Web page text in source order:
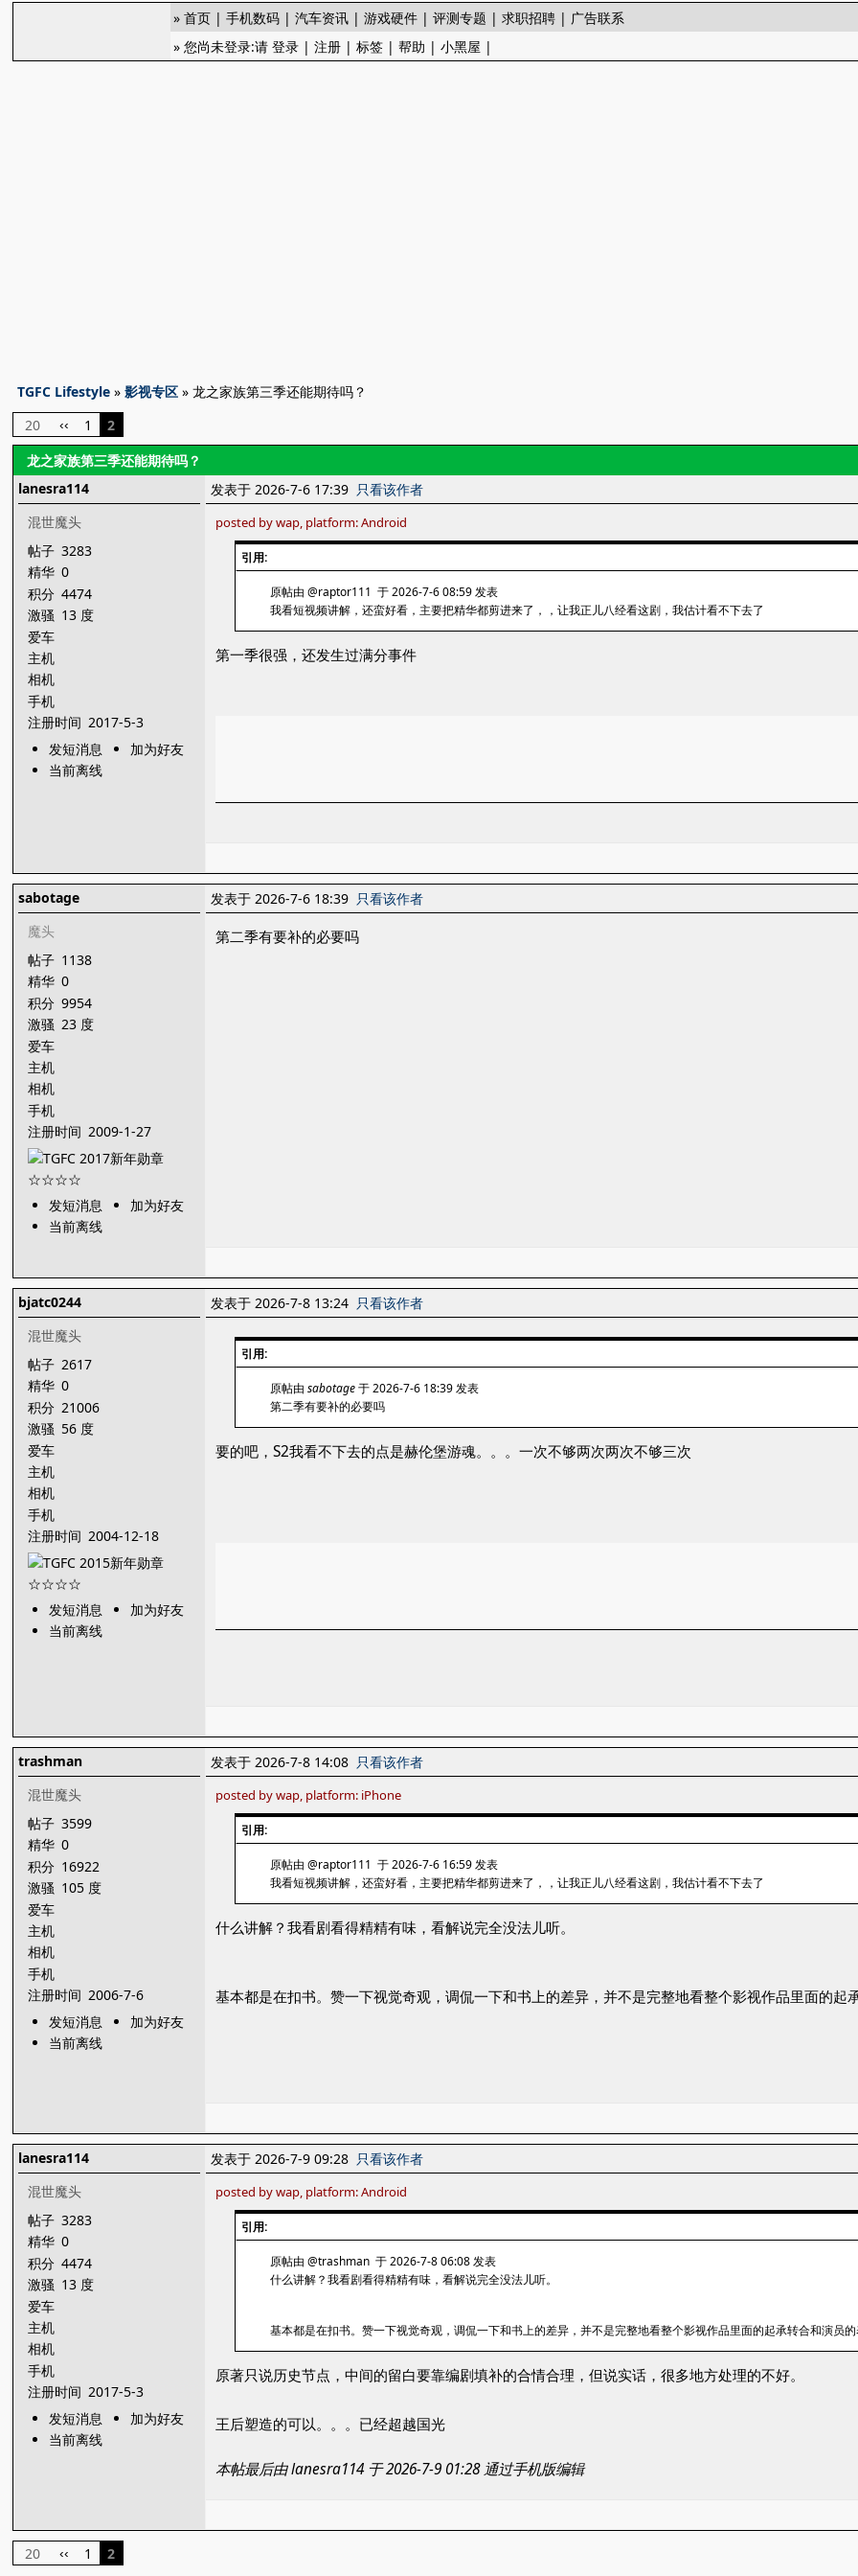
»首页 |手机数码 |汽车资讯 |游戏硬件 |评测专题 |求职招聘 | 广告联系
» 您尚未登录:请登录 |注册 |标签 |帮助 |小黑屋 |
TGFC Lifestyle »影视专区 » 龙之家族第三季还能期待吗？
20
‹‹ 1
2
龙之家族第三季还能期待吗？
lanesra114
混世魔头
帖子 3283
精华 0
积分 4474
激骚 13 度
爱车
主机
相机
手机
注册时间 2017-5-3
发短消息
加为好友
当前离线
发表于 2026-7-6 17:39 只看该作者
posted by wap, platform: Android
引用:
原帖由 @raptor111 于 2026-7-6 08:59 发表
我看短视频讲解，还蛮好看，主要把精华都剪进来了，，让我正儿八经看这剧，我估计看不下去了
第一季很强，还发生过满分事件
sabotage
魔头
帖子 1138
精华 0
积分 9954
激骚 23 度
爱车
主机
相机
手机
注册时间 2009-1-27
发短消息
加为好友
当前离线
发表于 2026-7-6 18:39 只看该作者
第二季有要补的必要吗
bjatc0244
混世魔头
帖子 2617
精华 0
积分 21006
激骚 56 度
爱车
主机
相机
手机
注册时间 2004-12-18
发短消息
加为好友
当前离线
发表于 2026-7-8 13:24 只看该作者
引用:
原帖由sabotage于 2026-7-6 18:39 发表
第二季有要补的必要吗
要的吧，S2我看不下去的点是赫伦堡游魂。。。一次不够两次两次不够三次
trashman
混世魔头
帖子 3599
精华 0
积分 16922
激骚 105 度
爱车
主机
相机
手机
注册时间 2006-7-6
发短消息
加为好友
当前离线
发表于 2026-7-8 14:08 只看该作者
posted by wap, platform: iPhone
引用:
原帖由 @raptor111 于 2026-7-6 16:59 发表
我看短视频讲解，还蛮好看，主要把精华都剪进来了，，让我正儿八经看这剧，我估计看不下去了
什么讲解？我看剧看得精精有味，看解说完全没法儿听。
基本都是在扣书。赞一下视觉奇观，调侃一下和书上的差异，并不是完整地看整个影视作品里面的起
lanesra114
混世魔头
帖子 3283
精华 0
积分 4474
激骚 13 度
爱车
主机
相机
手机
注册时间 2017-5-3
发短消息
加为好友
当前离线
发表于 2026-7-9 09:28 只看该作者
posted by wap, platform: Android
引用:
原帖由 @trashman 于 2026-7-8 06:08 发表
什么讲解？我看剧看得精精有味，看解说完全没法儿听。
基本都是在扣书。赞一下视觉奇观，调侃一下和书上的差异，并不是完整地看整个影视作品里面的起承转合和演员的
原著只说历史节点，中间的留白要靠编剧填补的合情合理，但说实话，很多地方处理的不好。
王后塑造的可以。。。已经超越国光
本帖最后由 lanesra114 于 2026-7-9 01:28 通过手机版编辑
20 ‹‹ 1 2